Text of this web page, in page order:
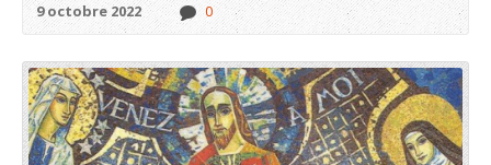
9 octobre 2022 0